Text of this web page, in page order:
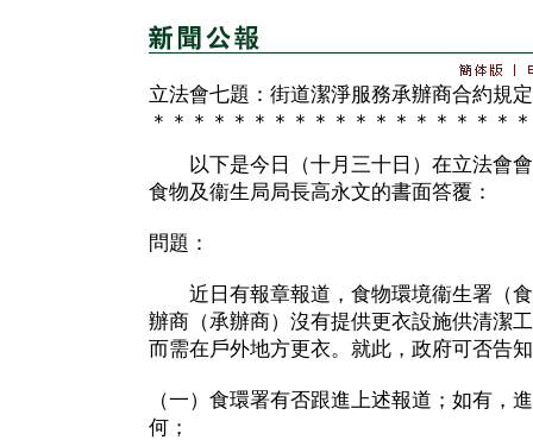
立法會七題：街道潔淨服務承辦商合約規定
＊＊＊＊＊＊＊＊＊＊＊＊＊＊＊＊＊＊＊
以下是今日（十月三十日）在立法會會
食物及衞生局局長高永文的書面答覆：
問題：
近日有報章報道，食物環境衞生署（食
辦商（承辦商）沒有提供更衣設施供清潔
而需在戶外地方更衣。就此，政府可否告
（一）食環署有否跟進上述報道；如有，
何；